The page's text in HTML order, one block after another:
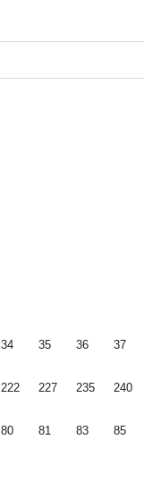
34 35 36 37
222 227 235 240
80 81 83 85